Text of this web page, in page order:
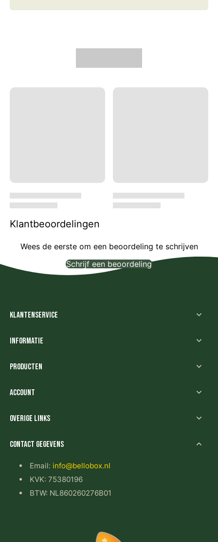
Klantbeoordelingen
Wees de eerste om een beoordeling te schrijven
Schrijf een beoordeling
Klantenservice
Informatie
Producten
Account
Overige links
Contact gegevens
Email: info@bellobox.nl
KVK: 75380196
BTW: NL860260276B01